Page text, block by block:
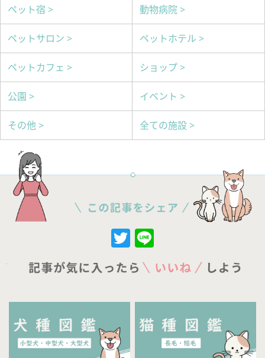
ペット宿 > 動物病院 >
ペットサロン > ペットホテル >
ペットカフェ > ショップ >
公園 > イベント >
その他 > 全ての施設 >
Twitter